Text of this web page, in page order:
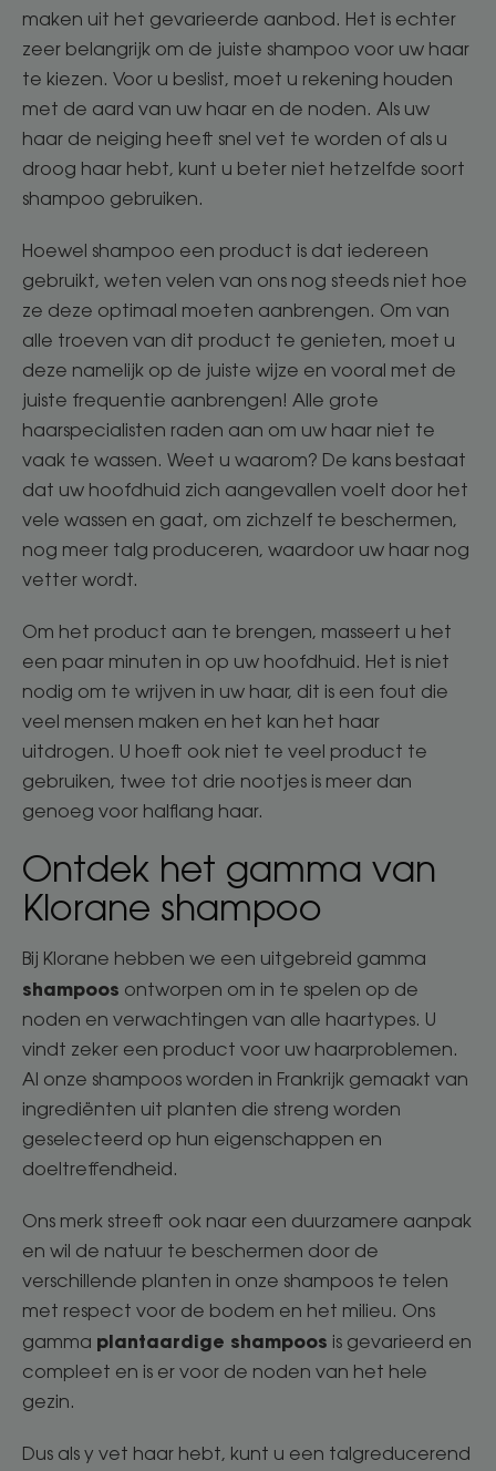
maken uit het gevarieerde aanbod. Het is echter
zeer belangrijk om de juiste shampoo voor uw haar
te kiezen. Voor u beslist, moet u rekening houden
met de aard van uw haar en de noden. Als uw
haar de neiging heeft snel vet te worden of als u
droog haar hebt, kunt u beter niet hetzelfde soort
shampoo gebruiken.
Hoewel shampoo een product is dat iedereen
gebruikt, weten velen van ons nog steeds niet hoe
ze deze optimaal moeten aanbrengen. Om van
alle troeven van dit product te genieten, moet u
deze namelijk op de juiste wijze en vooral met de
juiste frequentie aanbrengen! Alle grote
haarspecialisten raden aan om uw haar niet te
vaak te wassen. Weet u waarom? De kans bestaat
dat uw hoofdhuid zich aangevallen voelt door het
vele wassen en gaat, om zichzelf te beschermen,
nog meer talg produceren, waardoor uw haar nog
vetter wordt.
Om het product aan te brengen, masseert u het
een paar minuten in op uw hoofdhuid. Het is niet
nodig om te wrijven in uw haar, dit is een fout die
veel mensen maken en het kan het haar
uitdrogen. U hoeft ook niet te veel product te
gebruiken, twee tot drie nootjes is meer dan
genoeg voor halflang haar.
Ontdek het gamma van
Klorane shampoo
Bij Klorane hebben we een uitgebreid gamma
shampoos ontworpen om in te spelen op de
noden en verwachtingen van alle haartypes. U
vindt zeker een product voor uw haarproblemen.
Al onze shampoos worden in Frankrijk gemaakt van
ingrediënten uit planten die streng worden
geselecteerd op hun eigenschappen en
doeltreffendheid.
Ons merk streeft ook naar een duurzamere aanpak
en wil de natuur te beschermen door de
verschillende planten in onze shampoos te telen
met respect voor de bodem en het milieu. Ons
gamma plantaardige shampoos is gevarieerd en
compleet en is er voor de noden van het hele
gezin.
Dus als y vet haar hebt, kunt u een talgreducerend